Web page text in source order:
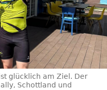
glücklich am Ziel. Der
Schottland und